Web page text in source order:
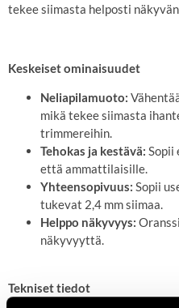
tekee siimasta helposti
Keskeiset ominaisuudet
Neliapilamuoto:
mikä tekee siimasta
trimmereihin.
Tehokas ja kestävä: Sopii
että ammattilaisille.
Yhteensopivuus: Sopii
tukevat 2,4 mm siimaa.
Helppo näkyvyys:
näkyvyyttä.
Tekniset tiedot